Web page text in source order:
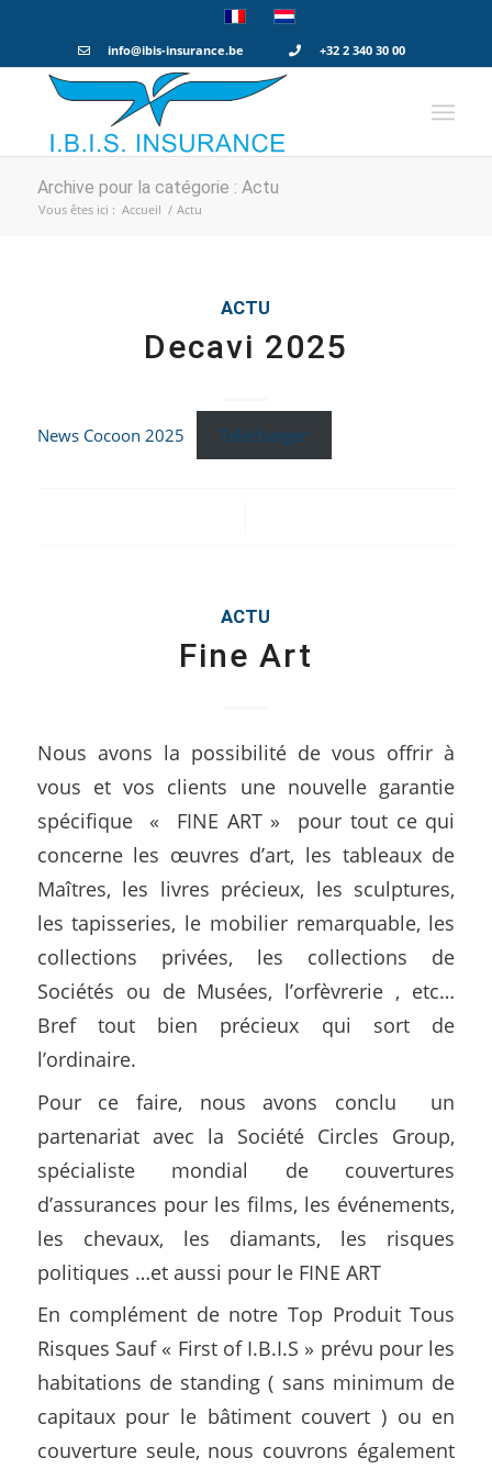
info@ibis-insurance.be +32 2 340 30 00
Archive pour la catégorie : Actu
Vous êtes ici : Accueil / Actu
ACTU
Decavi 2025
News Cocoon 2025 Télécharger
ACTU
Fine Art
Nous avons la possibilité de vous offrir à
vous et vos clients une nouvelle garantie
spécifique « FINE ART » pour tout ce qui
concerne les œuvres d’art, les tableaux de
Maîtres, les livres précieux, les sculptures,
les tapisseries, le mobilier remarquable, les
collections privées, les collections de
Sociétés ou de Musées, l’orfèvrerie , etc…
Bref tout bien précieux qui sort de
l’ordinaire.
Pour ce faire, nous avons conclu un
partenariat avec la Société Circles Group,
spécialiste mondial de couvertures
d’assurances pour les films, les événements,
les chevaux, les diamants, les risques
politiques …et aussi pour le FINE ART
En complément de notre Top Produit Tous
Risques Sauf « First of I.B.I.S » prévu pour les
habitations de standing ( sans minimum de
capitaux pour le bâtiment couvert ) ou en
couverture seule, nous couvrons également